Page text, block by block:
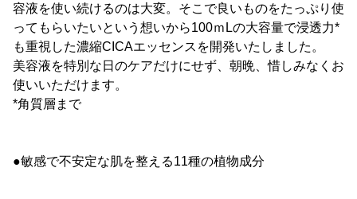
容液を使い続けるのは大変。そこで良いものをたっぷり使
ってもらいたいという想いから100ｍLの大容量で浸透力*
も重視した濃縮CICAエッセンスを開発いたしました。
美容液を特別な日のケアだけにせず、朝晩、惜しみなくお
使いいただけます。
*角質層まで
●敏感で不安定な肌を整える11種の植物成分